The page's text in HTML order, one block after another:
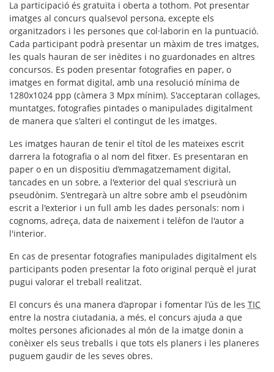
La participació és gratuïta i oberta a tothom. Pot presentar
imatges al concurs qualsevol persona, excepte els
organitzadors i les persones que col·laborin en la puntuació.
Cada participant podrà presentar un màxim de tres imatges,
les quals hauran de ser inèdites i no guardonades en altres
concursos. Es poden presentar fotografies en paper, o
imatges en format digital, amb una resolució mínima de
1280x1024 ppp (càmera 3 Mpx mínim). S'acceptaran collages,
muntatges, fotografies pintades o manipulades digitalment
de manera que s'alteri el contingut de les imatges.
Les imatges hauran de tenir el títol de les mateixes escrit
darrera la fotografia o al nom del fitxer. Es presentaran en
paper o en un dispositiu d’emmagatzemament digital,
tancades en un sobre, a l'exterior del qual s'escriurà un
pseudònim. S'entregarà un altre sobre amb el pseudònim
escrit a l'exterior i un full amb les dades personals: nom i
cognoms, adreça, data de naixement i telèfon de l'autor a
l'interior.
En cas de presentar fotografies manipulades digitalment els
participants poden presentar la foto original perquè el jurat
pugui valorar el treball realitzat.
El concurs és una manera d’apropar i fomentar l’ús de les TIC
entre la nostra ciutadania, a més, el concurs ajuda a que
moltes persones aficionades al món de la imatge donin a
conèixer els seus treballs i que tots els planers i les planeres
puguem gaudir de les seves obres.